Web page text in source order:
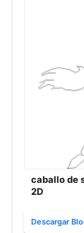
caballo de
2D
Descargar